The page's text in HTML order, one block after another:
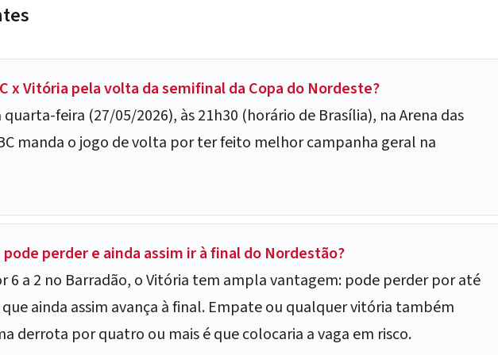
x Vitória pela volta da semifinal da Copa do Nordeste?
feira (27/05/2026), às 21h30 (horário de Brasília), na Arena das
manda o jogo de volta por ter feito melhor campanha geral na
perder e ainda assim ir à final do Nordestão?
6 a 2 no Barradão, o Vitória tem ampla vantagem: pode perder por até
ainda assim avança à final. Empate ou qualquer vitória também
derrota por quatro ou mais é que colocaria a vaga em risco.